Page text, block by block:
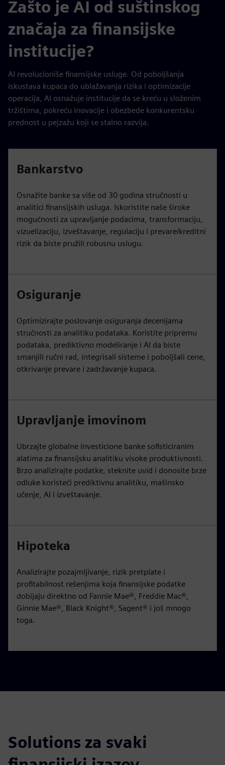
Zašto je AI od suštinskog
značaja za finansijske
institucije?
AI revolucioniše finansijske usluge. Od poboljšanja
iskustava kupaca do ublažavanja rizika i optimizacije
operacija, AI osnažuje institucije da se kreću u složenim
tržištima, pokreću inovacije i obezbede konkurentsku
prednost u pejzažu koji se stalno razvija.
Bankarstvo
Osnažite banke sa više od 30 godina stručnosti u
analitici finansijskih usluga. Iskoristite naše široke
mogućnosti za upravljanje podacima, transformaciju,
vizuelizaciju, izveštavanje, regulaciju i prevare/kreditni
rizik da biste pružili robusnu uslugu.
Osiguranje
Optimizirajte poslovanje osiguranja decenijama
stručnosti za analitiku podataka. Koristite pripremu
podataka, prediktivno modeliranje i AI da biste
smanjili ručni rad, integrisali sisteme i poboljšali cene,
otkrivanje prevare i zadržavanje kupaca.
Upravljanje imovinom
Ubrzajte globalne investicione banke sofisticiranim
alatima za finansijsku analitiku visoke produktivnosti.
Brzo analizirajte podatke, steknite uvid i donosite brze
odluke koristeći prediktivnu analitiku, mašinsko
učenje, AI i izveštavanje.
Hipoteka
Analizirajte pozajmljivanje, rizik pretplate i
profitabilnost rešenjima koja finansijske podatke
dobijaju direktno od Fannie Mae®, Freddie Mac®,
Ginnie Mae®, Black Knight®, Sagent® i još mnogo
toga.
Solutions za svaki